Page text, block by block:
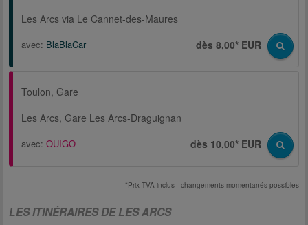
Les Arcs via Le Cannet-des-Maures
avec: BlaBlaCar dès 8,00* EUR
Toulon, Gare
Les Arcs, Gare Les Arcs-Draguignan
avec: OUIGO dès 10,00* EUR
*Prix TVA inclus - changements momentanés possibles
LES ITINÉRAIRES DE LES ARCS